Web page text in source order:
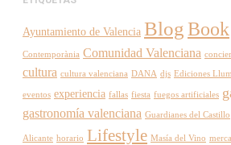
Ayuntamiento de Valencia BlogBook
Contemporània Comunidad Valenciana
cultura cultura valenciana DANA djs Ediciones
eventos experiencia fallas fiesta fuegos artificiales
gastronomía valenciana Guardianes del Castillo
Alicante horario Lifestyle Masía del Vino